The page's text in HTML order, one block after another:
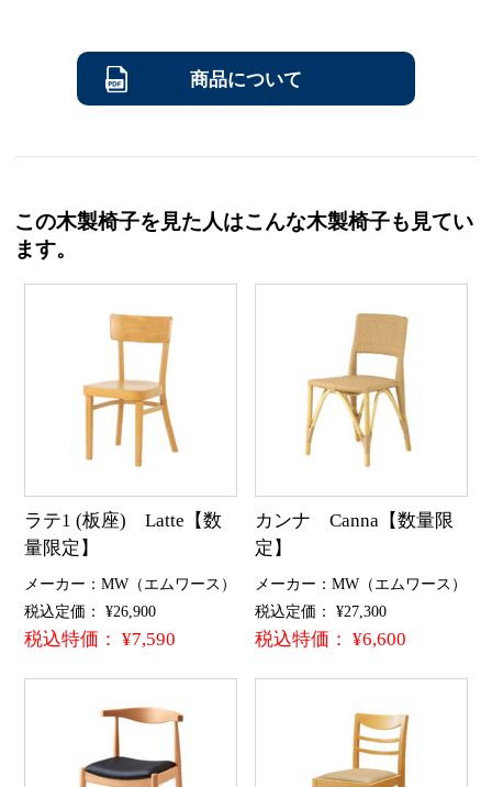
商品について
この木製椅子を見た人はこんな木製椅子も見てい
ます。
ラテ1 (板座) Latte【数
量限定】
メーカー：MW（エムワース）
税込定価： ¥26,900
税込特価： ¥7,590
カンナ Canna【数量限
定】
メーカー：MW（エムワース）
税込定価： ¥27,300
税込特価： ¥6,600